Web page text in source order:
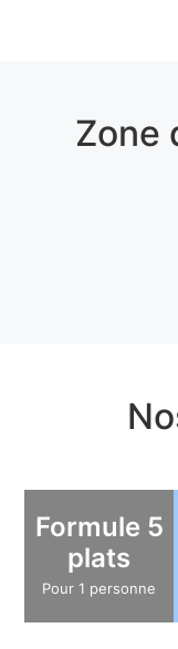
Zone
Formule 5
plats
Pour 1 personne